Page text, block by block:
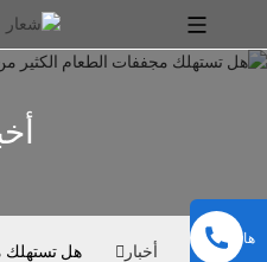
هاتف
بيت أخبار هل تستهلك